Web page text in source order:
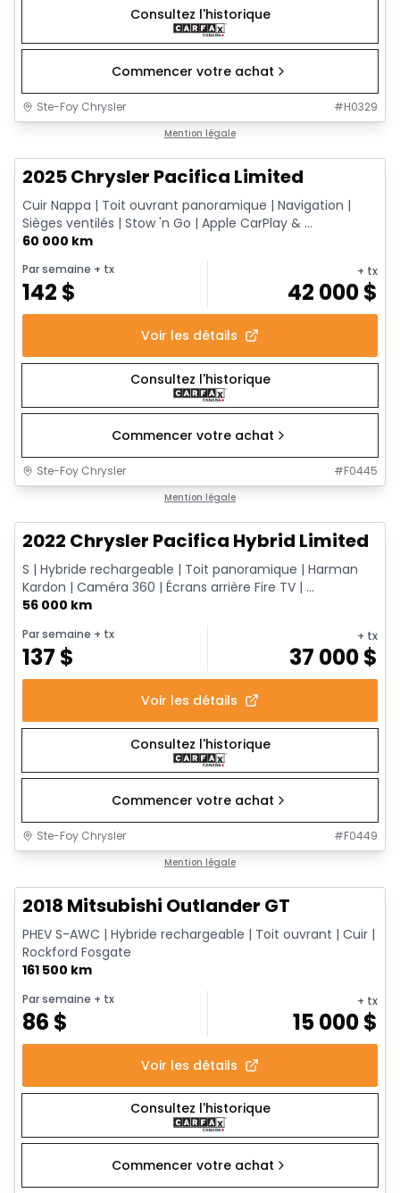
Consultez l'historique
Commencer votre achat
Ste-Foy Chrysler #H0329
Mention légale
2025 Chrysler Pacifica Limited
Cuir Nappa | Toit ouvrant panoramique | Navigation |
Sièges ventilés | Stow 'n Go | Apple CarPlay & ...
60 000 km
Par semaine + tx
142 $
+ tx
42 000$
Voir les détails
Consultez l'historique
Commencer votre achat
Ste-Foy Chrysler #F0445
Mention légale
2022 Chrysler Pacifica Hybrid Limited
S | Hybride rechargeable | Toit panoramique | Harman
Kardon | Caméra 360 | Écrans arrière Fire TV | ...
56 000 km
Par semaine + tx
137 $
+ tx
37 000$
Voir les détails
Consultez l'historique
Commencer votre achat
Ste-Foy Chrysler #F0449
Mention légale
2018 Mitsubishi Outlander GT
PHEV S-AWC | Hybride rechargeable | Toit ouvrant | Cuir |
Rockford Fosgate
161 500 km
Par semaine + tx
86 $
+ tx
15 000$
Voir les détails
Consultez l'historique
Commencer votre achat